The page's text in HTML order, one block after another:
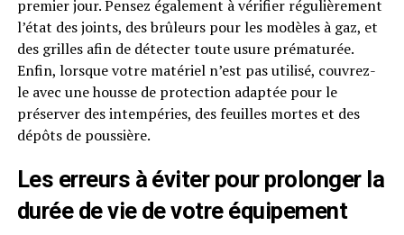
premier jour. Pensez également à vérifier régulièrement
l’état des joints, des brûleurs pour les modèles à gaz, et
des grilles afin de détecter toute usure prématurée.
Enfin, lorsque votre matériel n’est pas utilisé, couvrez-
le avec une housse de protection adaptée pour le
préserver des intempéries, des feuilles mortes et des
dépôts de poussière.
Les erreurs à éviter pour prolonger la
durée de vie de votre équipement